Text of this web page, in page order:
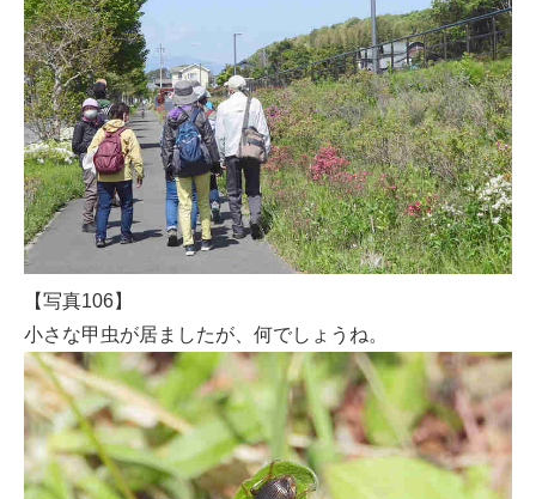
【写真106】
小さな甲虫が居ましたが、何でしょうね。